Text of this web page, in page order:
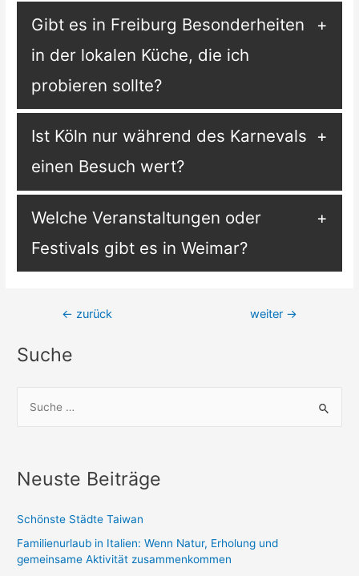
Gibt es in Freiburg Besonderheiten
in der lokalen Küche, die ich
probieren sollte?
Ist Köln nur während des Karnevals
einen Besuch wert?
Welche Veranstaltungen oder
Festivals gibt es in Weimar?
Beitragsnavigation
← zurück weiter →
Suche
e
n
a
c
Neuste Beiträge
Schönste Städte Taiwan
Familienurlaub in Italien: Wenn Natur, Erholung und
gemeinsame Aktivität zusammenkommen